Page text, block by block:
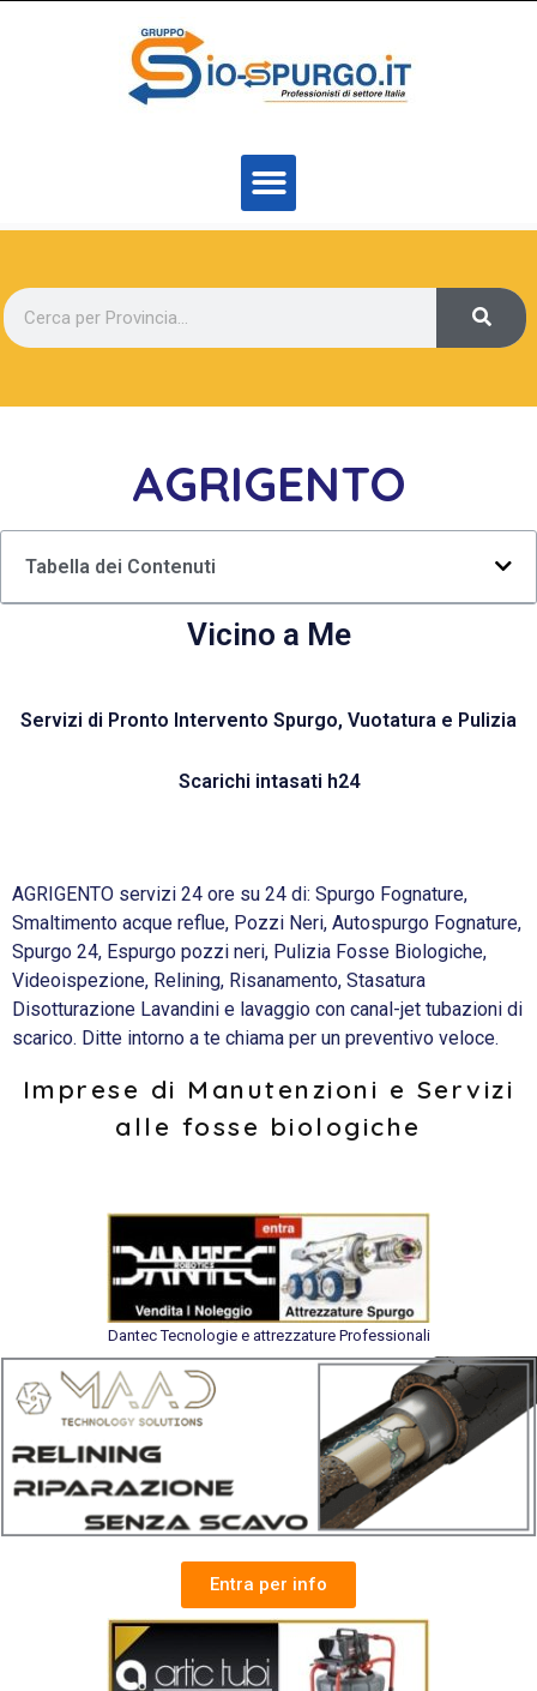
AGRIGENTO
Tabella dei Contenuti
Vicino a Me
Servizi di Pronto Intervento Spurgo, Vuotatura e Pulizia
Scarichi intasati h24
AGRIGENTO servizi 24 ore su 24 di: Spurgo Fognature,
Smaltimento acque reflue, Pozzi Neri, Autospurgo Fognature,
Spurgo 24, Espurgo pozzi neri, Pulizia Fosse Biologiche,
Videoispezione, Relining, Risanamento, Stasatura
Disotturazione Lavandini e lavaggio con canal-jet tubazioni di
scarico. Ditte intorno a te chiama per un preventivo veloce.
Imprese di Manutenzioni e Servizi
alle fosse biologiche
Dantec Tecnologie e attrezzature Professionali
Entra per info